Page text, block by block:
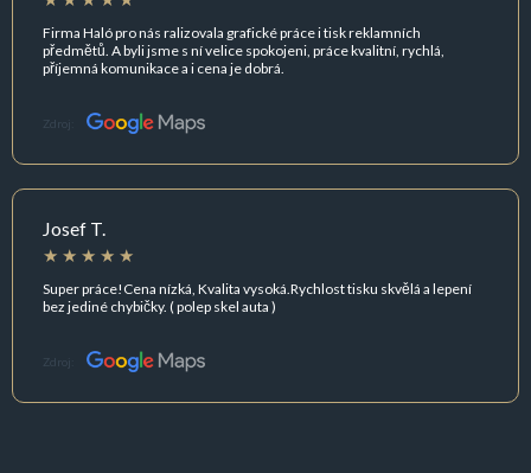
Firma Haló pro nás ralizovala grafické práce i tisk reklamních
předmětů. A byli jsme s ní velice spokojeni, práce kvalitní, rychlá,
příjemná komunikace a i cena je dobrá.
Zdroj:
Josef T.
Super práce!Cena nízká, Kvalita vysoká.Rychlost tisku skvělá a lepení
bez jediné chybičky. ( polep skel auta )
Zdroj: